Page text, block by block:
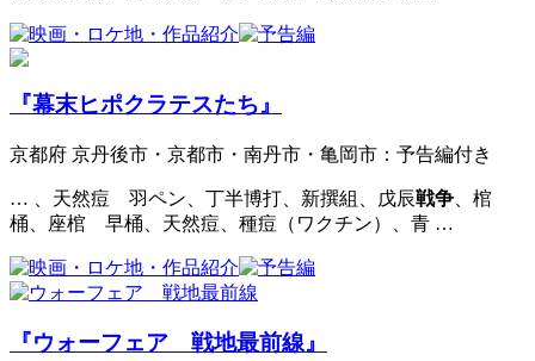
『幕末ヒポクラテスたち』
京都府 京丹後市・京都市・南丹市・亀岡市：予告編付き
… 、天然痘 羽ペン、丁半博打、新撰組、戊辰戦争 、棺
桶、座棺 早桶、天然痘、種痘（ワクチン）、青 …
『ウォーフェア 戦地最前線』